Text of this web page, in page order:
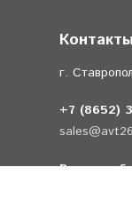
Контакты
г.
+7 (8652)
Время